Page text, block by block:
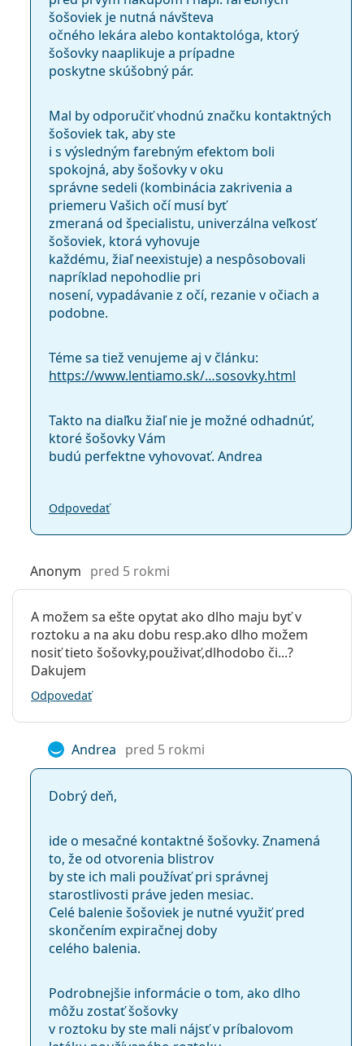
šošoviek je nutná návšteva
očného lekára alebo kontaktológa, ktorý
šošovky naaplikuje a prípadne
poskytne skúšobný pár.
Mal by odporučiť vhodnú značku kontaktných
šošoviek tak, aby ste
i s výsledným farebným efektom boli
spokojná, aby šošovky v oku
správne sedeli (kombinácia zakrivenia a
priemeru Vašich očí musí byť
zmeraná od špecialistu, univerzálna veľkosť
šošoviek, ktorá vyhovuje
každému, žiaľ neexistuje) a nespôsobovali
napríklad nepohodlie pri
nosení, vypadávanie z očí, rezanie v očiach a
podobne.
Téme sa tiež venujeme aj v článku:
https://www.lentiamo.sk/…sosovky.html
Takto na diaľku žiaľ nie je možné odhadnúť,
ktoré šošovky Vám
budú perfektne vyhovovať. Andrea
Odpovedať
Anonym pred 5 rokmi
A možem sa ešte opytat ako dlho maju byť v
roztoku a na aku dobu resp.ako dlho možem
nosiť tieto šošovky,použivať,dlhodobo či...?
Dakujem
Odpovedať
Andrea pred 5 rokmi
Dobrý deň,
ide o mesačné kontaktné šošovky. Znamená
to, že od otvorenia blistrov
by ste ich mali používať pri správnej
starostlivosti práve jeden mesiac.
Celé balenie šošoviek je nutné využiť pred
skončením expiračnej doby
celého balenia.
Podrobnejšie informácie o tom, ako dlho
môžu zostať šošovky
v roztoku by ste mali nájsť v príbalovom